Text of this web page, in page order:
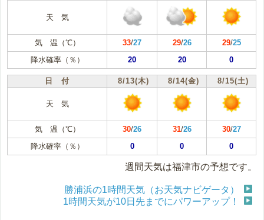
天 気
気 温（℃） 33/27 29/26 29/25
降水確率（％）
20 20 0
日 付 8/13(木) 8/14(金) 8/15(土)
天 気
気 温（℃） 30/26 31/26 30/27
降水確率（％）
0 0 0
週間天気は福津市の予想です。
勝浦浜の1時間天気（お天気ナビゲータ）
1時間天気が10日先までにパワーアップ！